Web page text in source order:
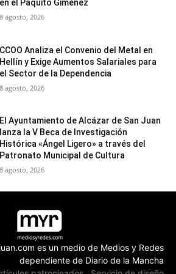
en el Paquito Giménez
8 agosto, 2026
CCOO Analiza el Convenio del Metal en
Hellín y Exige Aumentos Salariales para
el Sector de la Dependencia
8 agosto, 2026
El Ayuntamiento de Alcázar de San Juan
lanza la V Beca de Investigación
Histórica «Ángel Ligero» a través del
Patronato Municipal de Cultura
8 agosto, 2026
es un medio de Medios y Redes
dependiente de Diario de la Mancha